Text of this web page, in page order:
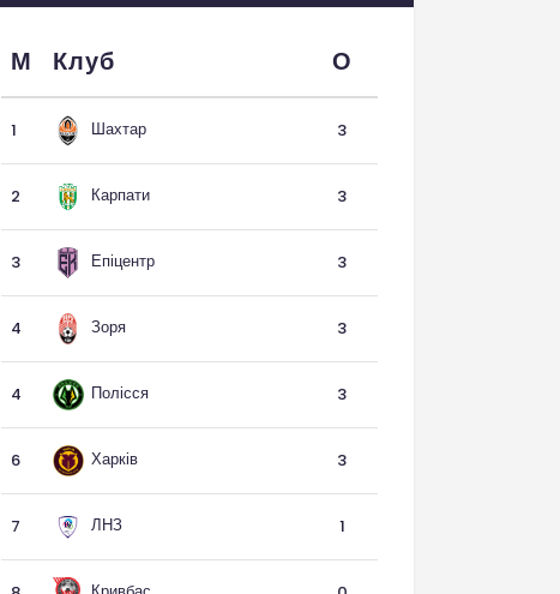
М Клуб О
1 Шахтар 3
2 Карпати 3
3 Епіцентр 3
4 Зоря 3
4 Полісся 3
6 Харків 3
7 ЛНЗ 1